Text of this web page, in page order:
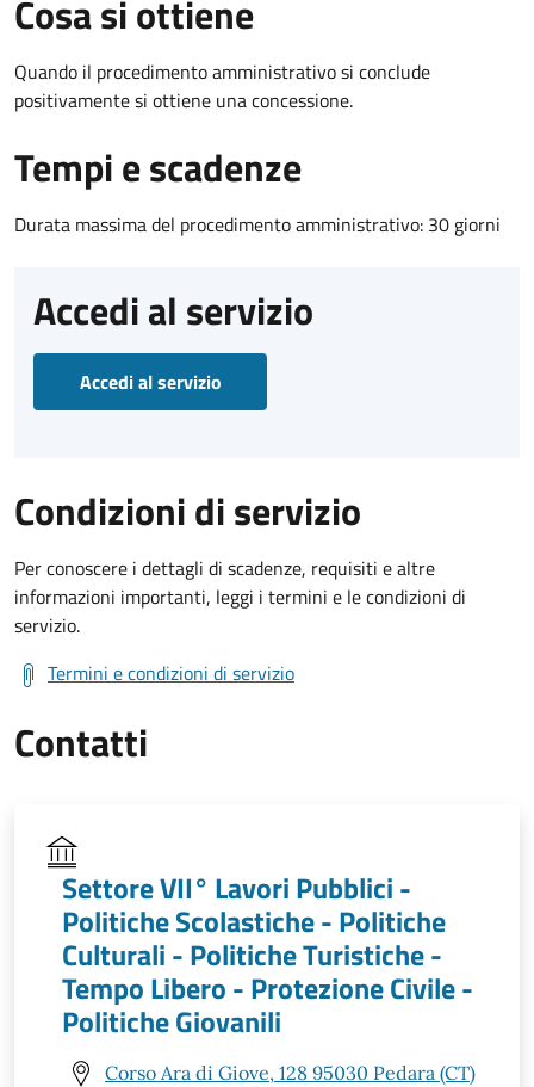
Cosa si ottiene
Quando il procedimento amministrativo si conclude
positivamente si ottiene una concessione.
Tempi e scadenze
Durata massima del procedimento amministrativo: 30 giorni
Accedi al servizio
Accedi al servizio
Condizioni di servizio
Per conoscere i dettagli di scadenze, requisiti e altre
informazioni importanti, leggi i termini e le condizioni di
servizio.
Termini e condizioni di servizio
Contatti
Settore VII° Lavori Pubblici -
Politiche Scolastiche - Politiche
Culturali - Politiche Turistiche -
Tempo Libero - Protezione Civile -
Politiche Giovanili
Corso Ara di Giove, 128 95030 Pedara (CT)